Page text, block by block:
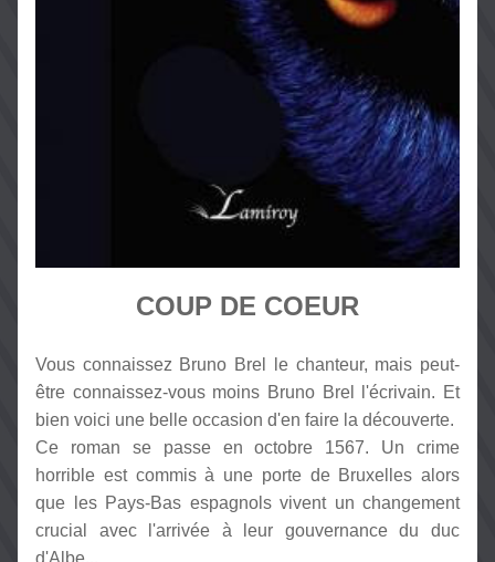
COUP DE COEUR
Vous connaissez Bruno Brel le chanteur, mais peut-
être connaissez-vous moins Bruno Brel l'écrivain. Et
bien voici une belle occasion d'en faire la découverte.
Ce roman se passe en octobre 1567. Un crime
horrible est commis à une porte de Bruxelles alors
que les Pays-Bas espagnols vivent un changement
crucial avec l'arrivée à leur gouvernance du duc
d'Albe...